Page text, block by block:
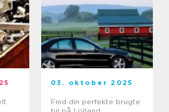
03. oktober 2025
Find din perfekte brugte